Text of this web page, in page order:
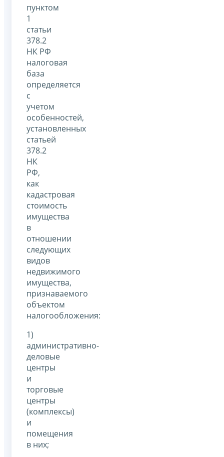
пунктом
1
статьи
378.2
НК РФ
налоговая
база
определяется
с
учетом
особенностей,
установленных
статьей
378.2
НК
РФ,
как
кадастровая
стоимость
имущества
в
отношении
следующих
видов
недвижимого
имущества,
признаваемого
объектом
налогообложения:
1)
административно-
деловые
центры
и
торговые
центры
(комплексы)
и
помещения
в них;